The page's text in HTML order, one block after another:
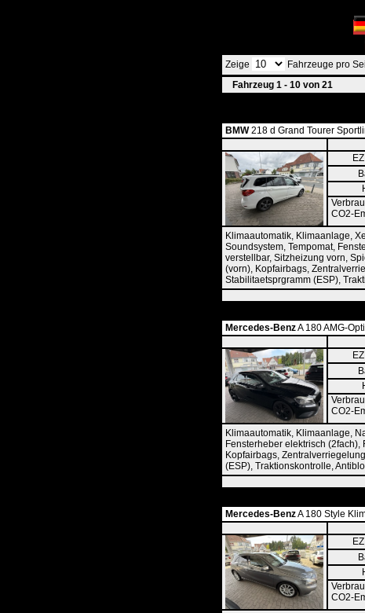
Zeige Fahrzeuge pro
Fahrzeug 1 - 10 von 21
BMW218 d Grand Tourer
CO2-
Klimaautomatik, Klimaanlage,
Soundsystem, Tempomat,
verstellbar, Sitzheizung vorn,
(vorn), Kopfairbags,
Stabilitaetsprgramm (ESP),
Mercedes-BenzA 180 AMG-
CO2-
Klimaautomatik, Klimaanlage,
Fensterheber elektrisch
Kopfairbags,
(ESP), Traktionskontrolle,
Mercedes-BenzA 180 Style
CO2-